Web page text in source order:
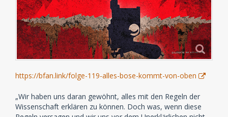
https://bfan.link/folge-119-alles-bose-kommt-von-oben
„Wir haben uns daran gewöhnt, alles mit den Regeln der
Wissenschaft erklären zu können. Doch was, wenn diese